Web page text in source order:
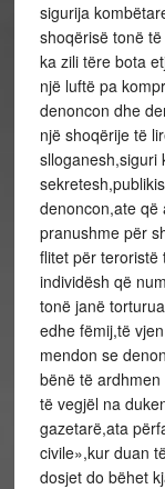
sigurija
shoqërisë tonë
ka zili tëre bota
një luftë pa
denoncon dhe
një shoqërije të
slloganesh,siguri
denoncon,ate që
pranushme për
flitet për teroristë
individësh që
tonë janë
edhe fëmij,të
mendon se
bënë të
të vegjël na
gazetarë,ata
civile»,kur duan
dosjet do bëhet